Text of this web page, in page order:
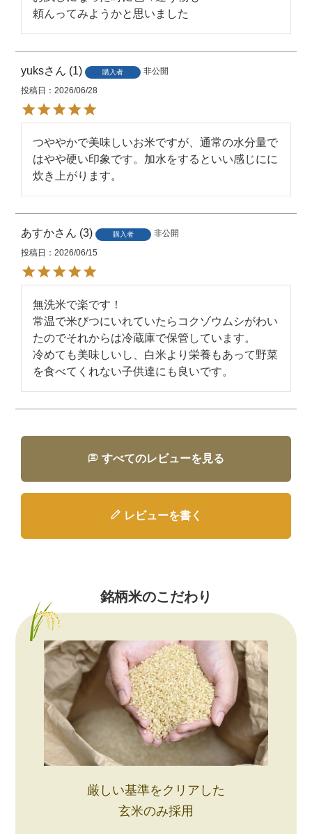
JANコード 4560261664732
備考
ージなど、予告なく変更になる場合
頼んってみようかと思いました
yuks 1 購入者
非公開
投稿日
2026/06/28
つややかで美味しいお米ですが、通常の水分量で
はやや硬い印象です。加水をするといい感じにに
炊き上がります。
あすか 3 購入者
非公開
投稿日
2026/06/15
無洗米で楽です！
常温で米びつにいれていたらコクゾウムシがわい
たのでそれからは冷蔵庫で保管しています。
冷めても美味しいし、白米より栄養もあって野菜
を食べてくれない子供達にも良いです。
すべてのレビューを見る
レビューを書く
銘柄米のこだわり
厳しい基準をクリアした
玄米のみ採用